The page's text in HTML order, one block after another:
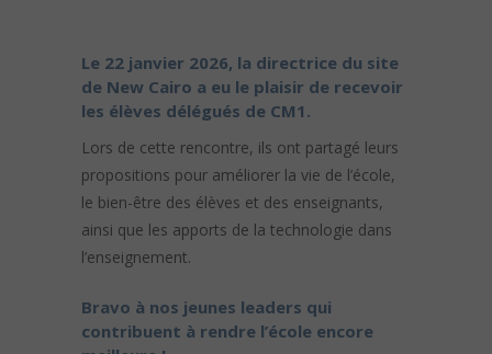
Le 22 janvier 2026, la directrice du site
de New Cairo a eu le plaisir de recevoir
les élèves délégués de CM1.
Lors de cette rencontre, ils ont partagé leurs
propositions pour améliorer la vie de l’école,
le bien-être des élèves et des enseignants,
ainsi que les apports de la technologie dans
l’enseignement.
Bravo à nos jeunes leaders qui
contribuent à rendre l’école encore